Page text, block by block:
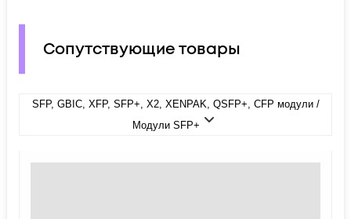
Сопутствующие товары
SFP, GBIC, XFP, SFP+, X2, XENPAK, QSFP+, CFP модули /
Модули SFP+